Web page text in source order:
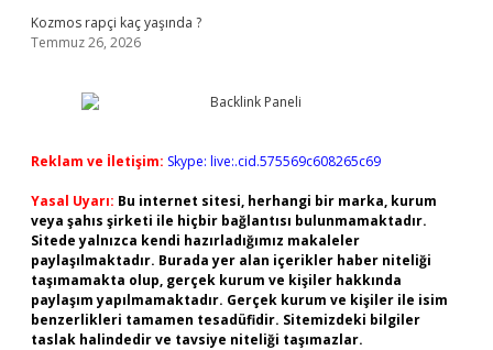
Kozmos rapçi kaç yaşında ?
Temmuz 26, 2026
Reklam ve İletişim: Skype: live:.cid.575569c608265c69
Yasal Uyarı: Bu internet sitesi, herhangi bir marka, kurum
veya şahıs şirketi ile hiçbir bağlantısı bulunmamaktadır.
Sitede yalnızca kendi hazırladığımız makaleler
paylaşılmaktadır. Burada yer alan içerikler haber niteliği
taşımamakta olup, gerçek kurum ve kişiler hakkında
paylaşım yapılmamaktadır. Gerçek kurum ve kişiler ile isim
benzerlikleri tamamen tesadüfidir. Sitemizdeki bilgiler
taslak halindedir ve tavsiye niteliği taşımazlar.